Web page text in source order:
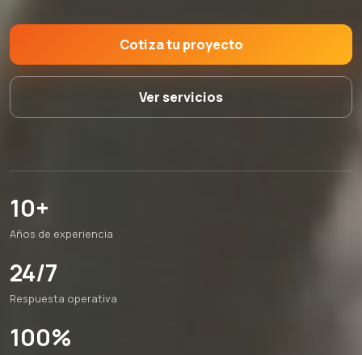
Cotiza tu proyecto
Ver servicios
10+
Años de experiencia
24/7
Respuesta operativa
100%